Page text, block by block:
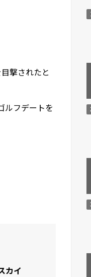
撃されたと
ルフデートを
カイ